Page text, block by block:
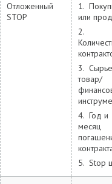
Отложенный
STOP
1.
или
2.
3.
товар/
4. Год и
месяц
5. Stop